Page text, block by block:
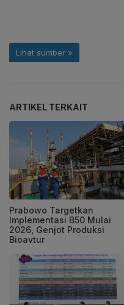
ARTIKEL TERKAIT
Prabowo Targetkan
Implementasi B50 Mulai
2026, Genjot Produksi
Bioavtur